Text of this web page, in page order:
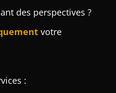
des perspectives ?
votre
: